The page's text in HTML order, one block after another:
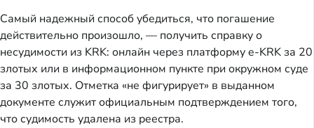
Самый надежный способ убедиться, что погашение
действительно произошло, — получить справку о
несудимости из KRK: онлайн через платформу e-KRK за 20
злотых или в информационном пункте при окружном суде
за 30 злотых. Отметка «не фигурирует» в выданном
документе служит официальным подтверждением того,
что судимость удалена из реестра.